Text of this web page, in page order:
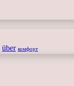
über комфорт